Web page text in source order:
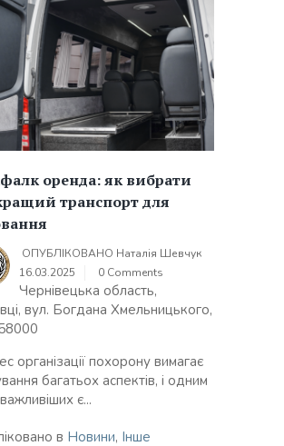
оренда: як вибрати
транспорт для
ОПУБЛІКОВАНО Наталія Шевчук
16.03.2025
0 Comments
Чернівецька область,
вул. Богдана Хмельницького,
організації похорону вимагає
багатьох аспектів, і одним
є...
в Новини, Інше